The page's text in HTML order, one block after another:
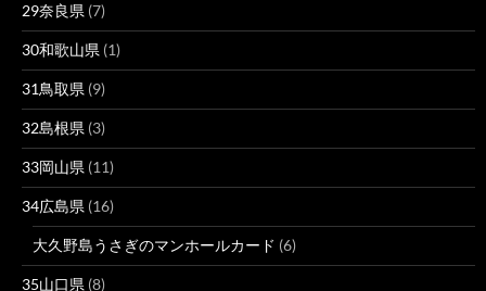
29奈良県 (7)
30和歌山県 (1)
31鳥取県 (9)
32島根県 (3)
33岡山県 (11)
34広島県 (16)
大久野島うさぎのマンホールカード (6)
35山口県 (8)